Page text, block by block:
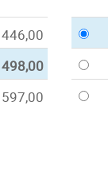
446,00
498,00
597,00